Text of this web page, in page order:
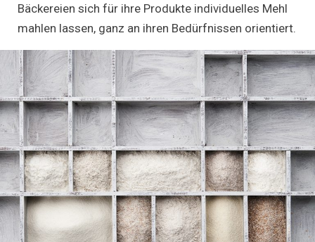
Bäckereien sich für ihre Produkte individuelles Mehl
mahlen lassen, ganz an ihren Bedürfnissen orientiert.